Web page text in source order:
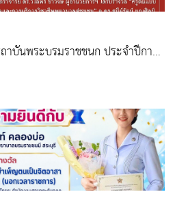
าบันพระบรมราชชนก ประจำปีการ
เกียรติคุณ